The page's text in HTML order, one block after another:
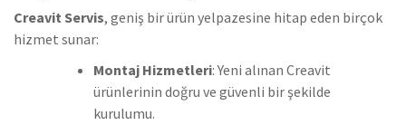
Creavit Servis, geniş bir ürün yelpazesine hitap eden birçok
hizmet sunar:
Montaj Hizmetleri: Yeni alınan Creavit
ürünlerinin doğru ve güvenli bir şekilde
kurulumu.